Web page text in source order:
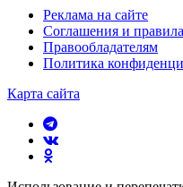
Реклама на сайте
Соглашения и правила
Правообладателям
Политика
Карта сайта